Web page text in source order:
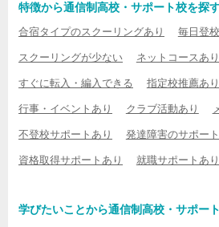
特徴から通信制高校・サポート校を探
合宿タイプのスクーリングあり 毎日登
スクーリングが少ない ネットコースあり
すぐに転入・編入できる 指定校推薦あり
行事・イベントあり クラブ活動あり
不登校サポートあり 発達障害のサポー
資格取得サポートあり 就職サポートあり
学びたいことから通信制高校・サポー